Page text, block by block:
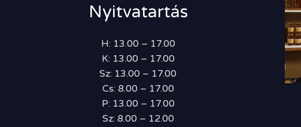
Nyitvatartás
H: 13.00 – 17.00
K: 13.00 – 17.00
Sz: 13.00 – 17.00
Cs: 8.00 – 17.00
P: 13.00 – 17.00
Sz: 8.00 – 12.00